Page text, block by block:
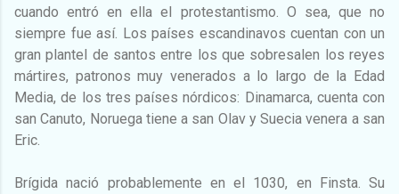
cuando entró en ella el protestantismo. O sea, que no
siempre fue así. Los países escandinavos cuentan con un
gran plantel de santos entre los que sobresalen los reyes
mártires, patronos muy venerados a lo largo de la Edad
Media, de los tres países nórdicos: Dinamarca, cuenta con
san Canuto, Noruega tiene a san Olav y Suecia venera a san
Eric.
Brígida nació probablemente en el 1030, en Finsta. Su